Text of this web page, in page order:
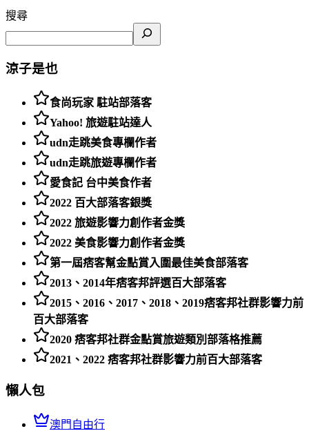
搜尋
涼子是也
食尚玩家 駐站部落客
Yahoo! 旅遊駐站達人
udn走跳美食專欄作者
udn走跳旅遊專欄作者
愛食記 台中美食作者
2022 百大部落客銀獎
2022 旅遊影響力創作者金獎
2022 美食影響力創作者金獎
第一屆痞客幫金點賞入圍最佳美食部落客
2013、2014年痞客邦評選百大部落客
2015、2016、2017、2018、2019痞客邦社群影響力前
百大部落客
2020 痞客邦社群金點賞旅遊類別部落格推薦
2021、2022 痞客邦社群影響力前百大部落客
懶人包
澳門自由行